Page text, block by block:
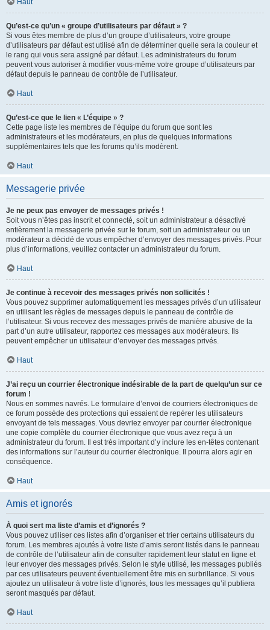
Haut
Qu’est-ce qu’un « groupe d’utilisateurs par défaut » ?
Si vous êtes membre de plus d’un groupe d’utilisateurs, votre groupe
d’utilisateurs par défaut est utilisé afin de déterminer quelle sera la couleur et
le rang qui vous sera assigné par défaut. Les administrateurs du forum
peuvent vous autoriser à modifier vous-même votre groupe d’utilisateurs par
défaut depuis le panneau de contrôle de l’utilisateur.
Haut
Qu’est-ce que le lien « L’équipe » ?
Cette page liste les membres de l’équipe du forum que sont les
administrateurs et les modérateurs, en plus de quelques informations
supplémentaires tels que les forums qu’ils modèrent.
Haut
Messagerie privée
Je ne peux pas envoyer de messages privés !
Soit vous n’êtes pas inscrit et connecté, soit un administrateur a désactivé
entièrement la messagerie privée sur le forum, soit un administrateur ou un
modérateur a décidé de vous empêcher d’envoyer des messages privés. Pour
plus d’informations, veuillez contacter un administrateur du forum.
Haut
Je continue à recevoir des messages privés non sollicités !
Vous pouvez supprimer automatiquement les messages privés d’un utilisateur
en utilisant les règles de messages depuis le panneau de contrôle de
l’utilisateur. Si vous recevez des messages privés de manière abusive de la
part d’un autre utilisateur, rapportez ces messages aux modérateurs. Ils
peuvent empêcher un utilisateur d’envoyer des messages privés.
Haut
J’ai reçu un courrier électronique indésirable de la part de quelqu’un sur ce
forum !
Nous en sommes navrés. Le formulaire d’envoi de courriers électroniques de
ce forum possède des protections qui essaient de repérer les utilisateurs
envoyant de tels messages. Vous devriez envoyer par courrier électronique
une copie complète du courrier électronique que vous avez reçu à un
administrateur du forum. Il est très important d’y inclure les en-têtes contenant
des informations sur l’auteur du courrier électronique. Il pourra alors agir en
conséquence.
Haut
Amis et ignorés
À quoi sert ma liste d’amis et d’ignorés ?
Vous pouvez utiliser ces listes afin d’organiser et trier certains utilisateurs du
forum. Les membres ajoutés à votre liste d’amis seront listés dans le panneau
de contrôle de l’utilisateur afin de consulter rapidement leur statut en ligne et
leur envoyer des messages privés. Selon le style utilisé, les messages publiés
par ces utilisateurs peuvent éventuellement être mis en surbrillance. Si vous
ajoutez un utilisateur à votre liste d’ignorés, tous les messages qu’il publiera
seront masqués par défaut.
Haut